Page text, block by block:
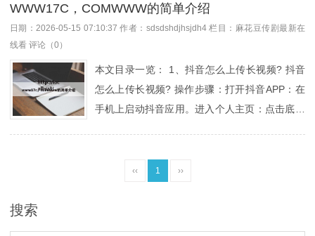
初级政府赤字与GDP之比高达4%，是欧元区的
两倍多、英国的近两倍。大规模财政支持...
之一，为用户提供了一个了解社会热点、参与讨
的新风向。查询51吃瓜网的热点爆料，最直接的
方式是访问其官方网站或使用官方APP（限苹果
设备），通过浏览首页推荐、分类标签和搜索功
能就能快速找到内容。查询的具体方法其实很简
的神秘之门，引领我们一同踏入其中，去...
WWW17C，COMWWW的简单介绍
日期：2026-05-15 07:10:37 作者：sdsdshdjhsjdh4 栏目： 麻花豆传剧最新在
线看 评论（0）
本文目录一览： 1、抖音怎么上传长视频? 抖音
怎么上传长视频? 操作步骤：打开抖音APP：在
手机上启动抖音应用。进入个人主页：点击底部
创作者服务中心：在菜单中选择“创作者服务中
‹‹ 1 ››
搜索